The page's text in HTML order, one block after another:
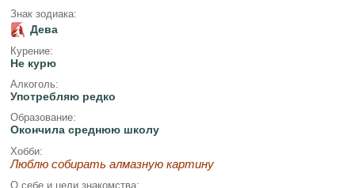
Знак зодиака:
Дева
Курение:
Не курю
Алкоголь:
Употребляю редко
Образование:
Окончила среднюю школу
Хобби:
Люблю собирать алмазную картину
О себе и цели знакомства: